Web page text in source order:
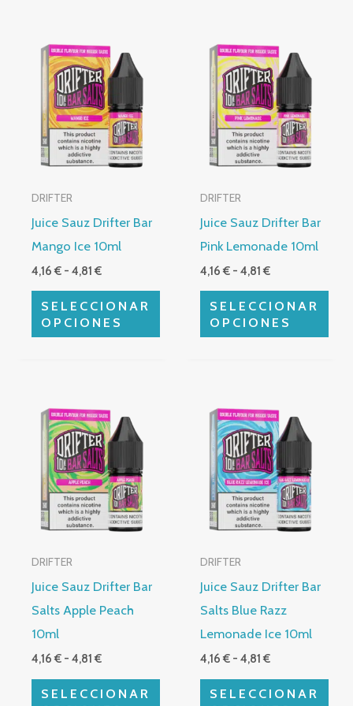
DRIFTER
Juice Sauz Drifter Bar
Mango Ice 10ml
4,16€ - 4,81€
de
precios:
desde
4,16 €
hasta
4,81 €
SELECCIONAR
OPCIONES
producto
tiene
múltiples
variantes.
Las
se
pueden
elegir
en
página
DRIFTER
Juice Sauz Drifter Bar
Pink Lemonade 10ml
4,16€ - 4,81€
de
precios:
desde
4,16 €
hasta
4,81 €
SELECCIONAR
OPCIONES
producto
tiene
múltiples
variantes.
Las
se
pueden
elegir
en
página
DRIFTER
Juice Sauz Drifter Bar
Salts Apple Peach
10ml
4,16€ - 4,81€
de
precios:
desde
4,16 €
hasta
4,81 €
SELECCIONAR
producto
tiene
múltiples
variantes.
Las
se
pueden
elegir
en
la
página
DRIFTER
Juice Sauz Drifter Bar
Salts Blue Razz
Lemonade Ice 10ml
4,16€ - 4,81€
de
precios:
desde
4,16 €
hasta
4,81 €
SELECCIONAR
producto
tiene
múltiples
variantes.
Las
se
pueden
elegir
en
la
página